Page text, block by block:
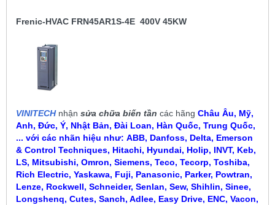
Frenic-HVAC FRN45AR1S-4E 400V 45KW
VINITECHnhận sửa chữa biến tần các hãng Châu Âu, Mỹ,
Anh, Đức, Ý, Nhật Bản, Đài Loan, Hàn Quốc, Trung Quốc,
... với các nhãn hiệu như: ABB, Danfoss, Delta, Emerson
& Control Techniques, Hitachi, Hyundai, Holip, INVT, Keb,
LS, Mitsubishi, Omron, Siemens, Teco, Tecorp, Toshiba,
Rich Electric, Yaskawa, Fuji, Panasonic, Parker, Powtran,
Lenze, Rockwell, Schneider, Senlan, Sew, Shihlin, Sinee,
Longshenq, Cutes, Sanch, Adlee, Easy Drive, ENC, Vacon,